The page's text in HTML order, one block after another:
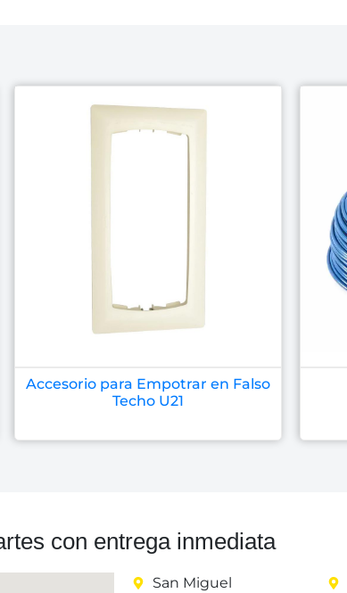
Accesorio para Empotrar en Falso
Techo U21
con entrega inmediata
San Miguel